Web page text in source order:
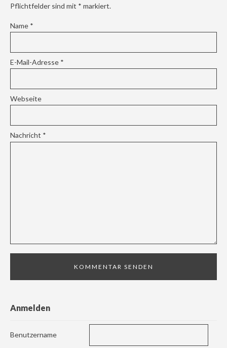
Pflichtfelder sind mit * markiert.
Name *
E-Mail-Adresse *
Webseite
Nachricht *
Anmelden
Benutzername